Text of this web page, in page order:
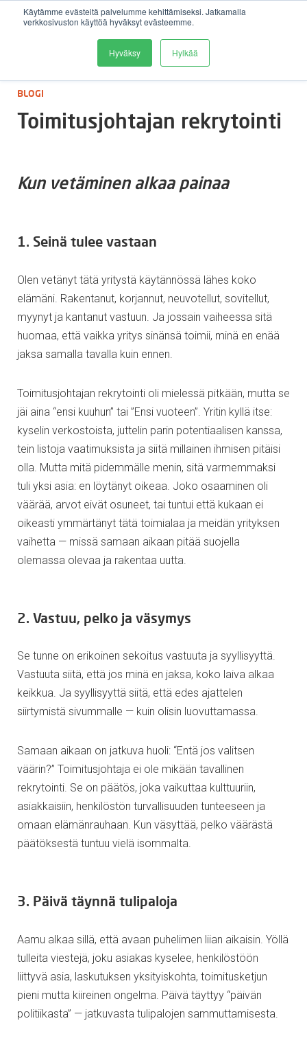
Käytämme evästeitä palvelumme kehittämiseksi. Jatkamalla
verkkosivuston käyttöä hyväksyt evästeemme.
Hyväksy Hylkää
BLOGI
Toimitusjohtajan rekrytointi
Kun vetäminen alkaa painaa
1. Seinä tulee vastaan
Olen vetänyt tätä yritystä käytännössä lähes koko
elämäni. Rakentanut, korjannut, neuvotellut, sovitellut,
myynyt ja kantanut vastuun. Ja jossain vaiheessa sitä
huomaa, että vaikka yritys sinänsä toimii, minä en enää
jaksa samalla tavalla kuin ennen.
Toimitusjohtajan rekrytointi oli mielessä pitkään, mutta se
jäi aina “ensi kuuhun” tai ”Ensi vuoteen”. Yritin kyllä itse:
kyselin verkostoista, juttelin parin potentiaalisen kanssa,
tein listoja vaatimuksista ja siitä millainen ihmisen pitäisi
olla. Mutta mitä pidemmälle menin, sitä varmemmaksi
tuli yksi asia: en löytänyt oikeaa. Joko osaaminen oli
väärää, arvot eivät osuneet, tai tuntui että kukaan ei
oikeasti ymmärtänyt tätä toimialaa ja meidän yrityksen
vaihetta — missä samaan aikaan pitää suojella
olemassa olevaa ja rakentaa uutta.
2. Vastuu, pelko ja väsymys
Se tunne on erikoinen sekoitus vastuuta ja syyllisyyttä.
Vastuuta siitä, että jos minä en jaksa, koko laiva alkaa
keikkua. Ja syyllisyyttä siitä, että edes ajattelen
siirtymistä sivummalle — kuin olisin luovuttamassa.
Samaan aikaan on jatkuva huoli: “Entä jos valitsen
väärin?” Toimitusjohtaja ei ole mikään tavallinen
rekrytointi. Se on päätös, joka vaikuttaa kulttuuriin,
asiakkaisiin, henkilöstön turvallisuuden tunteeseen ja
omaan elämänrauhaan. Kun väsyttää, pelko väärästä
päätöksestä tuntuu vielä isommalta.
3. Päivä täynnä tulipaloja
Aamu alkaa sillä, että avaan puhelimen liian aikaisin. Yöllä
tulleita viestejä, joku asiakas kyselee, henkilöstöön
liittyvä asia, laskutuksen yksityiskohta, toimitusketjun
pieni mutta kiireinen ongelma. Päivä täyttyy “päivän
politiikasta” — jatkuvasta tulipalojen sammuttamisesta.